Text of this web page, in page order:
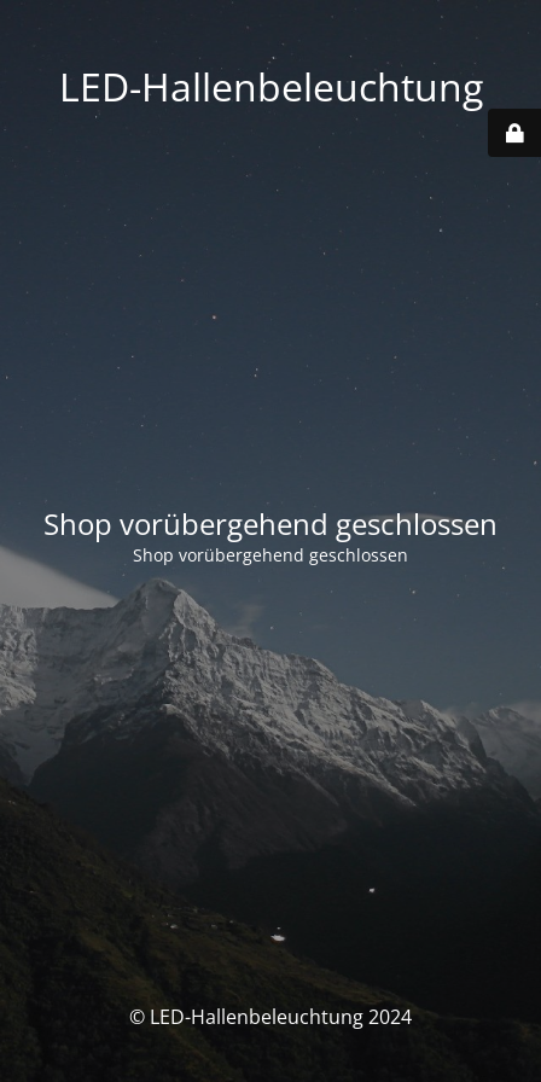
LED-Hallenbeleuchtung
Shop vorübergehend geschlossen
Shop vorübergehend geschlossen
© LED-Hallenbeleuchtung 2024